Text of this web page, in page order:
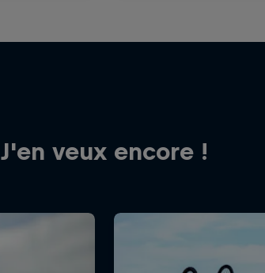
J'en veux encore !